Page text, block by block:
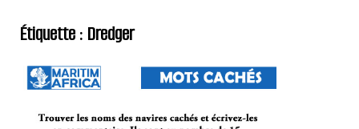
Étiquette : Dredger